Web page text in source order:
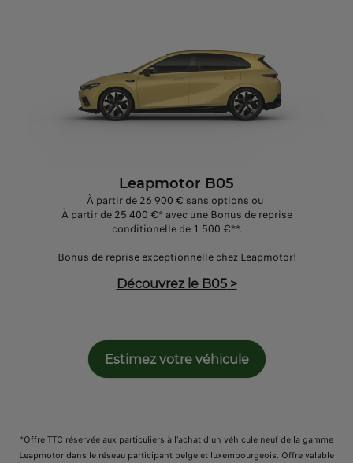
Leapmotor B05
À partir de 26 900 € sans options ou
À partir de 25 400 €* avec une Bonus de reprise
conditionelle de 1 500 €**.
Bonus de reprise exceptionnelle chez Leapmotor!
Découvrez le B05>
Estimez votre véhicule
*Offre TTC réservée aux particuliers à l’achat d’un véhicule neuf de la gamme
Leapmotor dans le réseau participant belge et luxembourgeois. Offre valable